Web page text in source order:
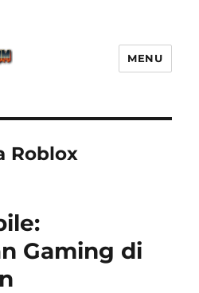
Game Ini Pasti
MENU
Roblox
Gaming di